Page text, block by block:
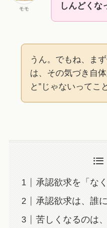
モモ
しんどくな
うん。でもね、ま
は、その気づき自体
と”じゃないってこ
承認欲求を「な
承認欲求は、誰
苦しくなるのは